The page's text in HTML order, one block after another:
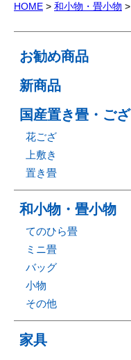
HOME > 和小物・畳小物 >
お勧め商品
新商品
国産置き畳・ござ
花ござ
上敷き
置き畳
和小物・畳小物
てのひら畳
ミニ畳
バッグ
小物
その他
家具